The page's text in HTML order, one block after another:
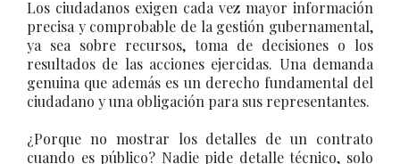
Los ciudadanos exigen cada vez mayor información
precisa y comprobable de la gestión gubernamental,
ya sea sobre recursos, toma de decisiones o los
resultados de las acciones ejercidas. Una demanda
genuina que además es un derecho fundamental del
ciudadano y una obligación para sus representantes.
¿Porque no mostrar los detalles de un contrato
cuando es público? Nadie pide detalle técnico, solo